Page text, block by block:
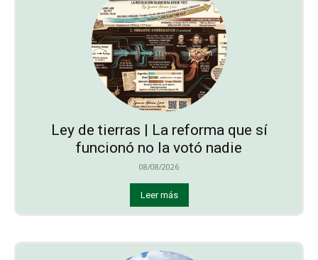
Ley de tierras | La reforma que sí
funcionó no la votó nadie
08/08/2026
Leer más